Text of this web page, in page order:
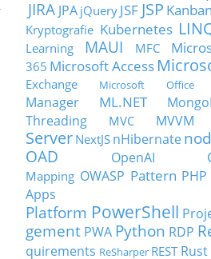
JIRA JPA jQuery JSF JSP Kanban
Kryptografie Kubernetes
Learning
MAUI MFC
365 Microsoft Access
Exchange
Microsoft Office
Manager
ML.NET
Threading
MVC MVVM
Server NextJS nHibernate
OAD
OpenAI
Mapping OWASP Pattern PHP
Apps
Platform PowerShell
gement PWA Python RDP
quirements ReSharper REST Rust